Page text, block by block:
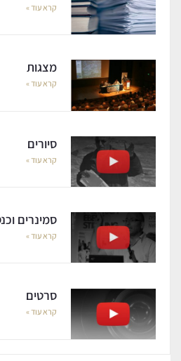
קרא עוד »
מצגות
קרא עוד »
סיורים
קרא עוד »
סמינרים
קרא עוד »
סרטים
קרא עוד »